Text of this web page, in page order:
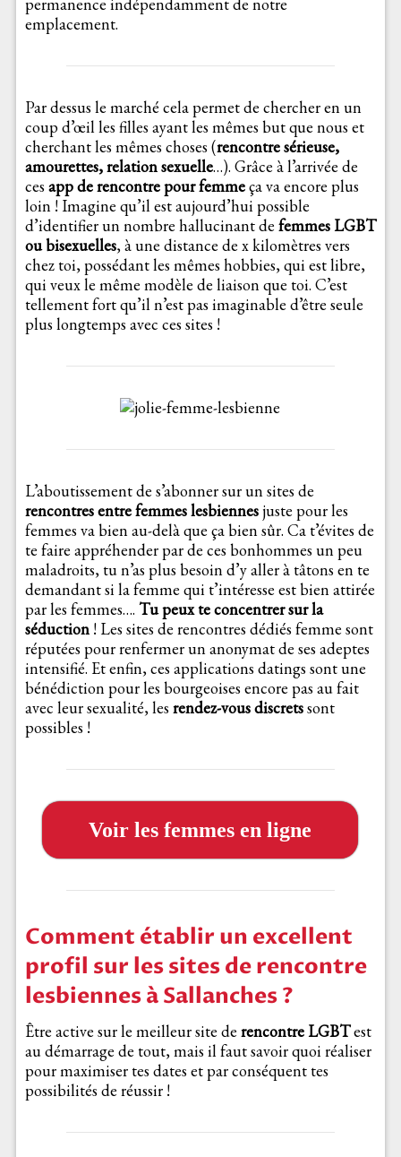
permanence indépendamment de notre
emplacement.
Par dessus le marché cela permet de chercher en un
coup d’œil les filles ayant les mêmes but que nous et
cherchant les mêmes choses (rencontre sérieuse,
amourettes, relation sexuelle…). Grâce à l’arrivée de
ces app de rencontre pour femmeça va encore plus
loin ! Imagine qu’il est aujourd’hui possible
d’identifier un nombre hallucinant de femmes LGBT
ou bisexuelles, à une distance de x kilomètres vers
chez toi, possédant les mêmes hobbies, qui est libre,
qui veux le même modèle de liaison que toi. C’est
tellement fort qu’il n’est pas imaginable d’être seule
plus longtemps avec ces sites !
L’aboutissement de s’abonner sur un sites de
rencontres entre femmes lesbiennesjuste pour les
femmes va bien au-delà que ça bien sûr. Ca t’évites de
te faire appréhender par de ces bonhommes un peu
maladroits, tu n’as plus besoin d’y aller à tâtons en te
demandant si la femme qui t’intéresse est bien attirée
par les femmes…. Tu peux te concentrer sur la
séduction! Les sites de rencontres dédiés femme sont
réputées pour renfermer un anonymat de ses adeptes
intensifié. Et enfin, ces applications datings sont une
bénédiction pour les bourgeoises encore pas au fait
avec leur sexualité, les rendez-vous discretssont
possibles !
Voir les femmes en ligne
Comment établir un excellent
profil sur les sites de rencontre
lesbiennes à Sallanches ?
Être active sur le meilleur site de rencontre LGBTest
au démarrage de tout, mais il faut savoir quoi réaliser
pour maximiser tes dates et par conséquent tes
possibilités de réussir !